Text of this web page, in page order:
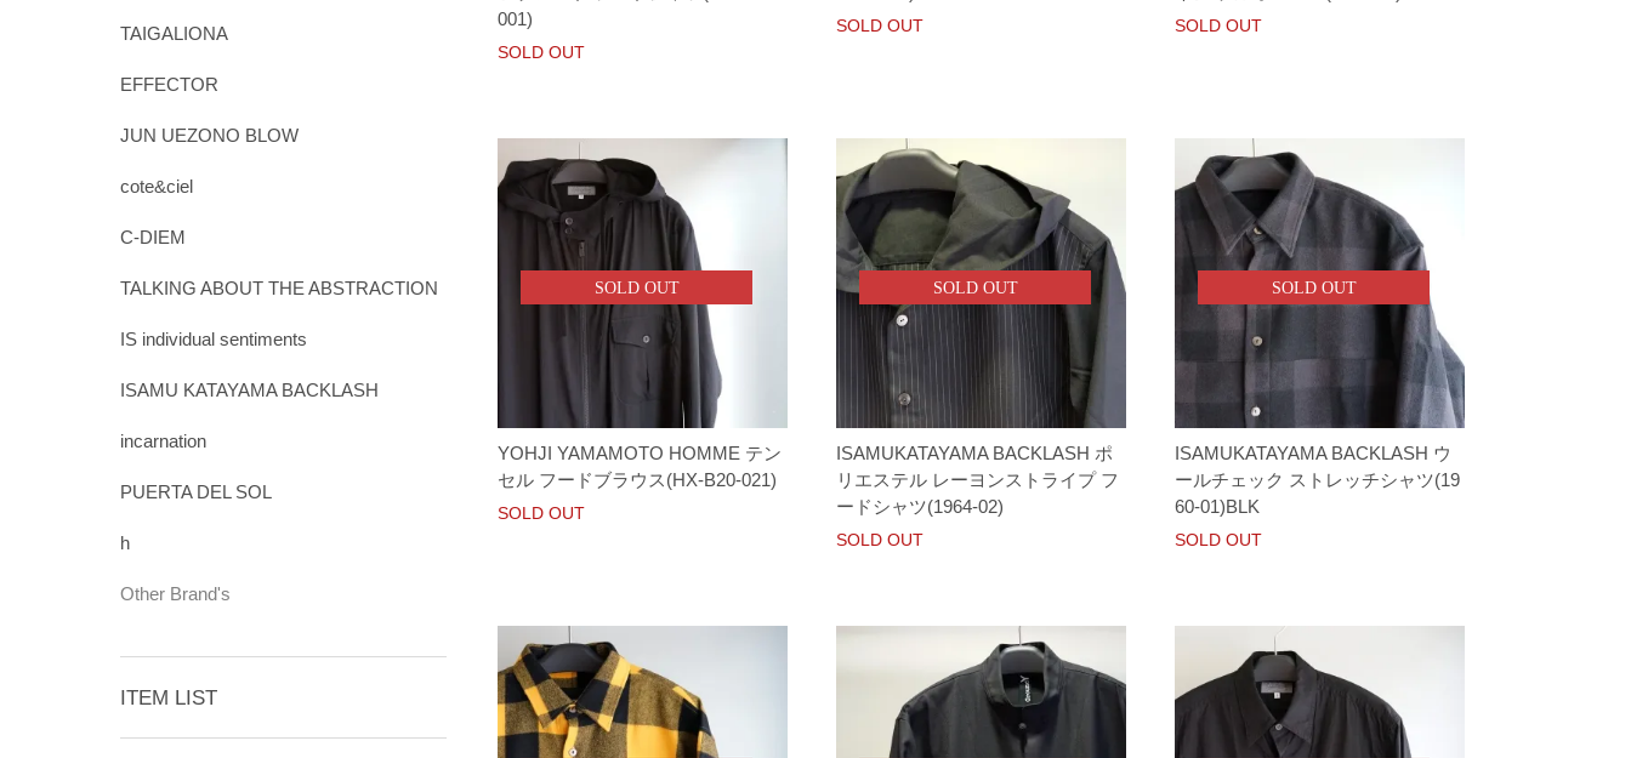
001)
SOLD OUT
SOLD OUT SOLD OUT
SOLD OUT
YOHJI YAMAMOTO HOMME テン
セル フードブラウス(HX-B20-021)
SOLD OUT
SOLD OUT
ISAMUKATAYAMA BACKLASH ポ
リエステル レーヨンストライプ フ
ードシャツ(1964-02)
SOLD OUT
SOLD OUT
ISAMUKATAYAMA BACKLASH ウ
ールチェック ストレッチシャツ(19
60-01)BLK
SOLD OUT
TAIGALIONA
EFFECTOR
JUN UEZONO BLOW
cote&ciel
C-DIEM
TALKING ABOUT THE ABSTRACTION
IS individual sentiments
ISAMU KATAYAMA BACKLASH
incarnation
PUERTA DEL SOL
h
Other Brand's
ITEM LIST